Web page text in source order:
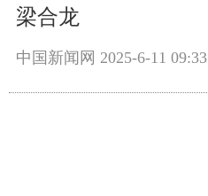
梁合龙
中国新闻网 2025-6-11 09:33